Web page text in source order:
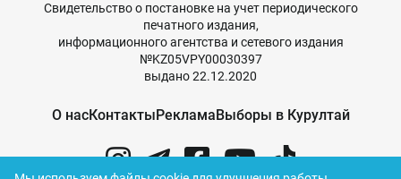
Свидетельство о постановке на учет периодического
печатного издания,
информационного агентства и сетевого издания
№KZ05VPY00030397
выдано 22.12.2020
О насКонтактыРекламаВыборы в Курултай